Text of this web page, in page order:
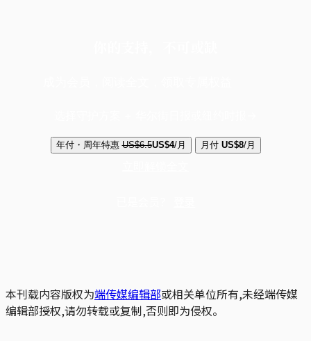
年付・周年特惠 US$6.5US$4/月 月付 US$8/月
本刊载内容版权为端传媒编辑部或相关单位所有,未经端传媒
编辑部授权,请勿转载或复制,否则即为侵权。